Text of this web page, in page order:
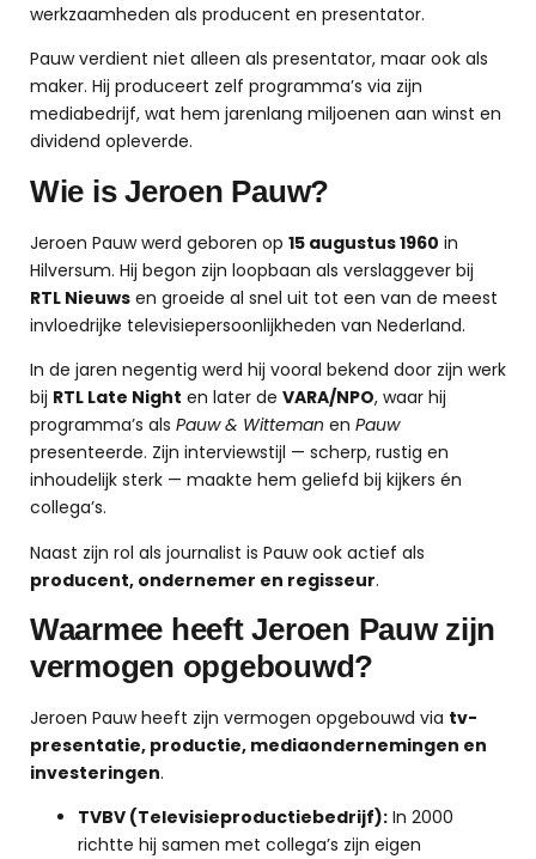
werkzaamheden als producent en presentator.
Pauw verdient niet alleen als presentator, maar ook als
maker. Hij produceert zelf programma’s via zijn
mediabedrijf, wat hem jarenlang miljoenen aan winst en
dividend opleverde.
Wie is Jeroen Pauw?
Jeroen Pauw werd geboren op 15 augustus 1960 in
Hilversum. Hij begon zijn loopbaan als verslaggever bij
RTL Nieuws en groeide al snel uit tot een van de meest
invloedrijke televisiepersoonlijkheden van Nederland.
In de jaren negentig werd hij vooral bekend door zijn werk
bij RTL Late Night en later de VARA/NPO, waar hij
programma’s als Pauw & Witteman en Pauw
presenteerde. Zijn interviewstijl — scherp, rustig en
inhoudelijk sterk — maakte hem geliefd bij kijkers én
collega’s.
Naast zijn rol als journalist is Pauw ook actief als
producent, ondernemer en regisseur.
Waarmee heeft Jeroen Pauw zijn
vermogen opgebouwd?
Jeroen Pauw heeft zijn vermogen opgebouwd via tv-
presentatie, productie, mediaondernemingen en
investeringen.
TVBV (Televisieproductiebedrijf): In 2000
richtte hij samen met collega’s zijn eigen